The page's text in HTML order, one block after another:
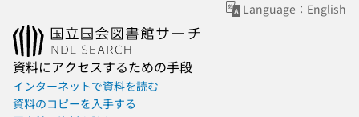
Language：English
資料にアクセスするための手段
インターネットで資料を読む
資料のコピーを入手する